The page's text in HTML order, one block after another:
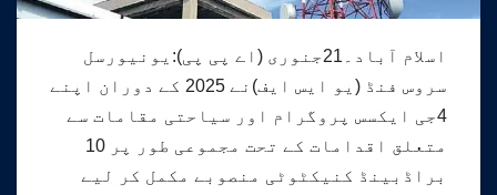
اسلام آباد۔21جنوری (اے پی پی):یونیورسل
سروس فنڈ (یو ایس ایف)نے 2025 کے دوران اپنے
4جی ایکسس پروگرام اور سیاحتی مقامات سے
متعلق اقدامات کے تحت مجموعی طور پر 10
براڈبینڈ کنیکٹوٹی منصوبے مکمل کر لیے